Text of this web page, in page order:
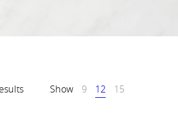
Show 9 12 15